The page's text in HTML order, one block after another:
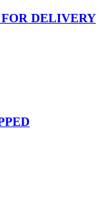
DELIVERY